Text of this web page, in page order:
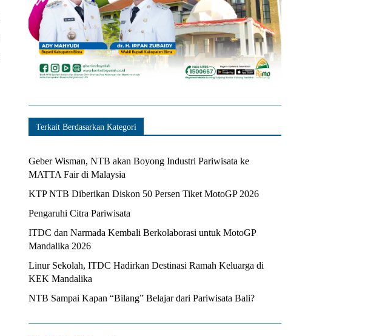
Terkait Berdasarkan Kategori
Geber Wisman, NTB akan Boyong Industri Pariwisata ke
MATTA Fair di Malaysia
KTP NTB Diberikan Diskon 50 Persen Tiket MotoGP 2026
Pengaruhi Citra Pariwisata
ITDC dan Narmada Kembali Berkolaborasi untuk MotoGP
Mandalika 2026
Linur Sekolah, ITDC Hadirkan Destinasi Ramah Keluarga di
KEK Mandalika
NTB Sampai Kapan “Bilang” Belajar dari Pariwisata Bali?